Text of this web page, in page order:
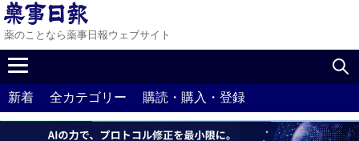
薬のことなら薬事日報ウェブサイト
新着 全カテゴリー 購読・購入・登録